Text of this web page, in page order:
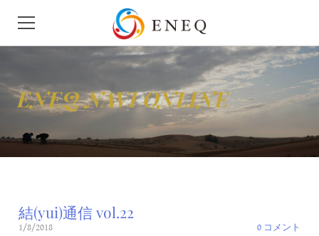
ENEQ NAVI ONLINE
結(yui)通信 vol.22
1/8/2018 0 コメント
会社概要
ニュース
がす